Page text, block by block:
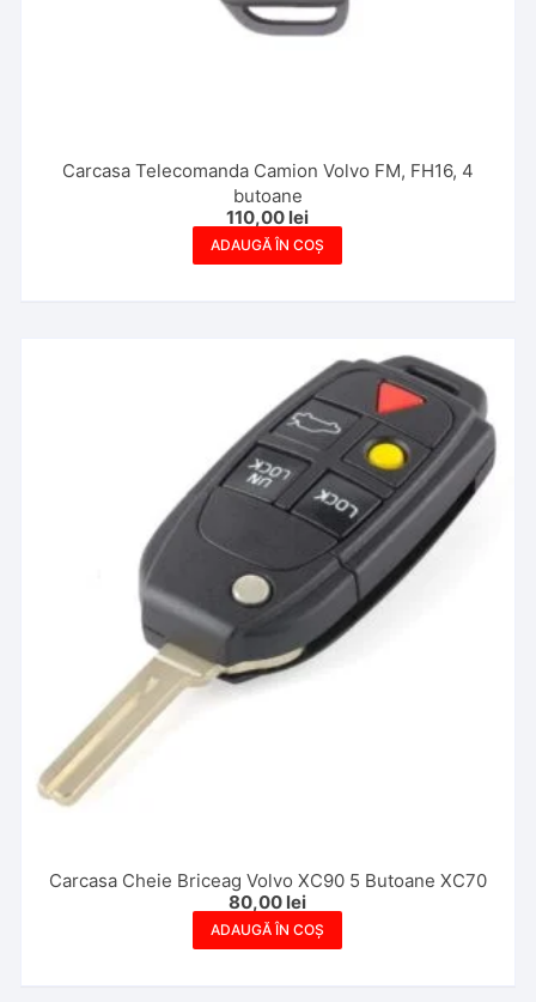
Carcasa Telecomanda Camion Volvo FM, FH16, 4
butoane
110,00 lei
ADAUGĂ ÎN COȘ
Carcasa Cheie Briceag Volvo XC90 5 Butoane XC70
80,00 lei
ADAUGĂ ÎN COȘ